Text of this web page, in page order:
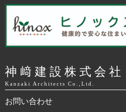
神﨑建設株式会社
Kanzaki Architects Co.,Ltd.
お問い合わせ